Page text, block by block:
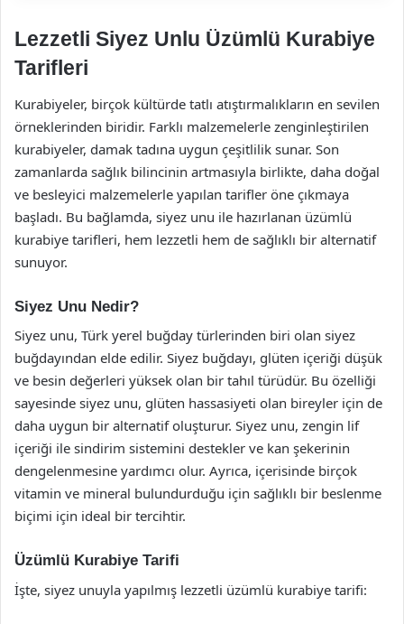
Lezzetli Siyez Unlu Üzümlü Kurabiye
Tarifleri
Kurabiyeler, birçok kültürde tatlı atıştırmalıkların en sevilen
örneklerinden biridir. Farklı malzemelerle zenginleştirilen
kurabiyeler, damak tadına uygun çeşitlilik sunar. Son
zamanlarda sağlık bilincinin artmasıyla birlikte, daha doğal
ve besleyici malzemelerle yapılan tarifler öne çıkmaya
başladı. Bu bağlamda, siyez unu ile hazırlanan üzümlü
kurabiye tarifleri, hem lezzetli hem de sağlıklı bir alternatif
sunuyor.
Siyez Unu Nedir?
Siyez unu, Türk yerel buğday türlerinden biri olan siyez
buğdayından elde edilir. Siyez buğdayı, glüten içeriği düşük
ve besin değerleri yüksek olan bir tahıl türüdür. Bu özelliği
sayesinde siyez unu, glüten hassasiyeti olan bireyler için de
daha uygun bir alternatif oluşturur. Siyez unu, zengin lif
içeriği ile sindirim sistemini destekler ve kan şekerinin
dengelenmesine yardımcı olur. Ayrıca, içerisinde birçok
vitamin ve mineral bulundurduğu için sağlıklı bir beslenme
biçimi için ideal bir tercihtir.
Üzümlü Kurabiye Tarifi
İşte, siyez unuyla yapılmış lezzetli üzümlü kurabiye tarifi: